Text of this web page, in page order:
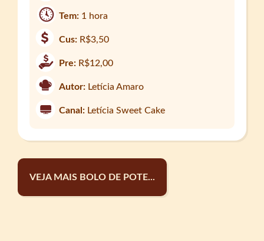
Tem: 1 hora
Cus: R$3,50
Pre: R$12,00
Autor: Letícia Amaro
Canal: Letícia Sweet Cake
VEJA MAIS BOLO DE POTE...